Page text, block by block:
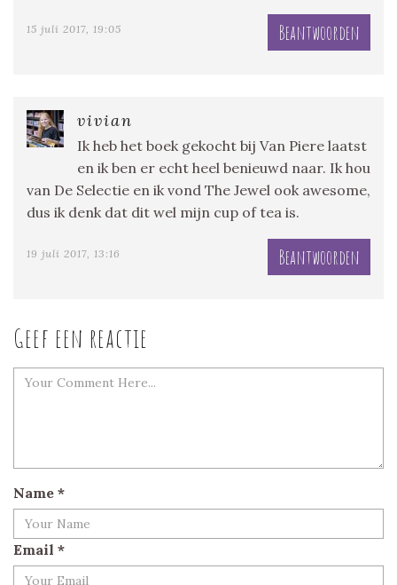
15 juli 2017, 19:05 Beantwoorden
vivian
Ik heb het boek gekocht bij Van Piere laatst
en ik ben er echt heel benieuwd naar. Ik hou
van De Selectie en ik vond The Jewel ook awesome,
dus ik denk dat dit wel mijn cup of tea is.
19 juli 2017, 13:16 Beantwoorden
Geef een reactie
Name *
Email *